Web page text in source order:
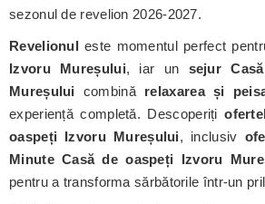
sezonul de revelion 2026-2027.
Revelionul este momentul perfect
Izvoru Mureșului, iar un sejur
Mureșului
combină relaxarea și
experiență completă. Descoperiți
oaspeți Izvoru Mureșului, inclusiv
Minute Casă de oaspeți Izvoru
pentru a transforma sărbătorile într-un